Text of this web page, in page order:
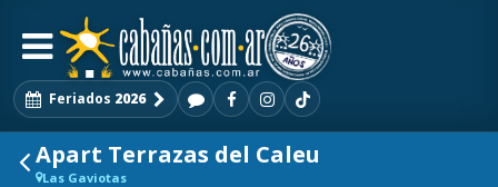
Feriados 2026
Apart Terrazas del Caleu
Las Gaviotas